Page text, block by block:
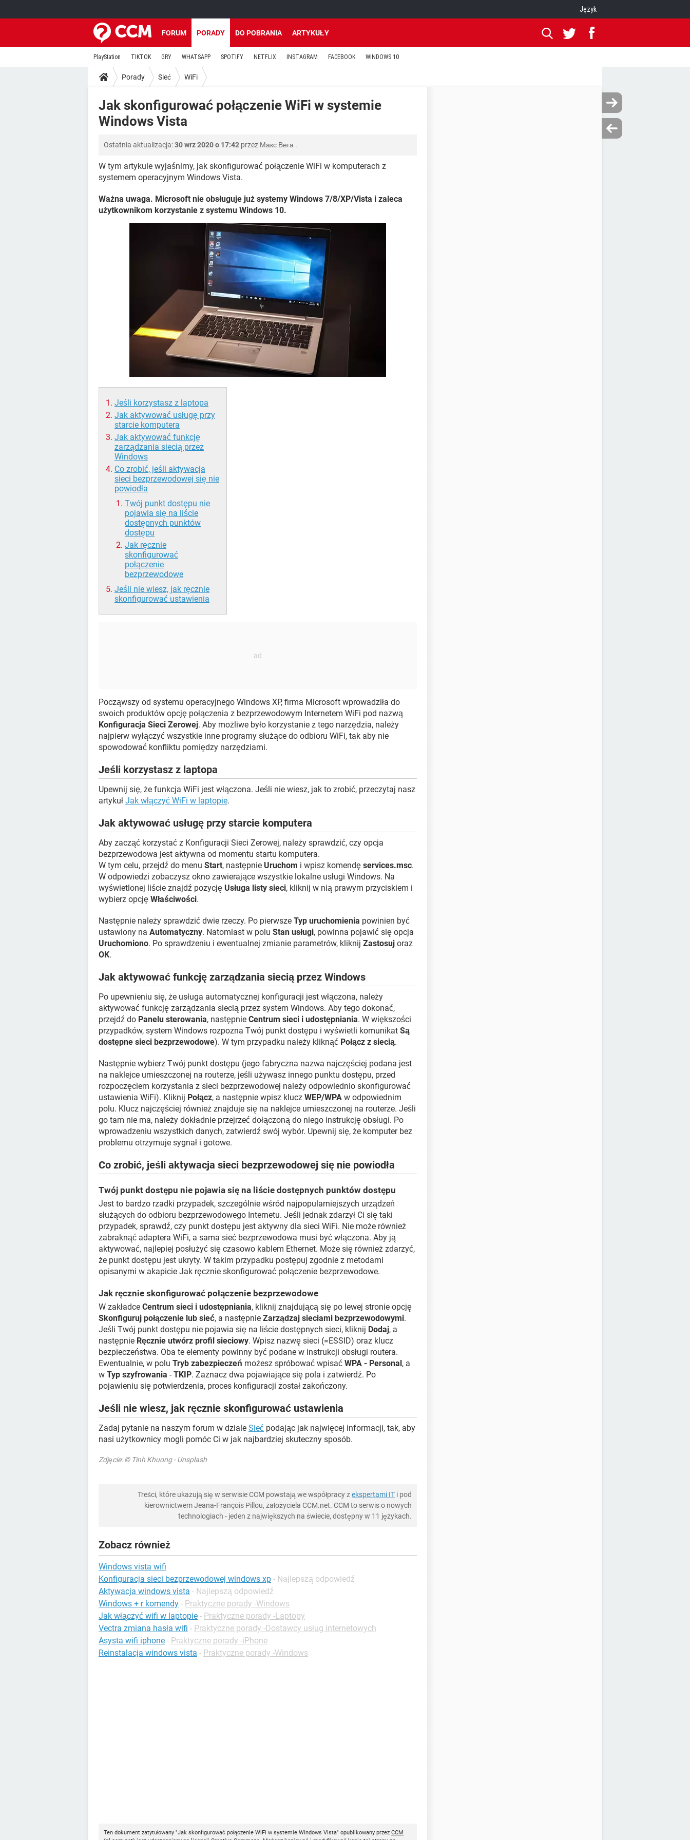
Język
FORUM PORADY DO POBRANIA ARTYKUŁY
PlayStation TIKTOK GRY WHATSAPP SPOTIFY NETFLIX INSTAGRAM FACEBOOK WINDOWS 10
Porady Sieć WiFi
Jak skonfigurować połączenie WiFi w systemie
Windows Vista
Ostatnia aktualizacja:30 wrz 2020 o 17:42 przez Макс Вега .
W tym artykule wyjaśnimy, jak skonfigurować połączenie WiFi w komputerach z
systemem operacyjnym Windows Vista.
Ważna uwaga. Microsoft nie obsługuje już systemy Windows 7/8/XP/Vista i zaleca
użytkownikom korzystanie z systemu Windows 10.
Jeśli korzystasz z laptopa
Jak aktywować usługę przy
starcie komputera
Jak aktywować funkcję
zarządzania siecią przez
Windows
Co zrobić, jeśli aktywacja
sieci bezprzewodowej się nie
powiodła
Twój punkt dostępu nie
pojawia się na liście
dostępnych punktów
dostępu
Jak ręcznie
skonfigurować
połączenie
bezprzewodowe
Jeśli nie wiesz, jak ręcznie
skonfigurować ustawienia
Począwszy od systemu operacyjnego Windows XP, firma Microsoft wprowadziła do
swoich produktów opcję połączenia z bezprzewodowym Internetem WiFi pod nazwą
Konfiguracja Sieci Zerowej. Aby możliwe było korzystanie z tego narzędzia, należy
najpierw wyłączyć wszystkie inne programy służące do odbioru WiFi, tak aby nie
spowodować konfliktu pomiędzy narzędziami.
Jeśli korzystasz z laptopa
Upewnij się, że funkcja WiFi jest włączona. Jeśli nie wiesz, jak to zrobić, przeczytaj nasz
artykuł Jak włączyć WiFi w laptopie.
Jak aktywować usługę przy starcie komputera
Aby zacząć korzystać z Konfiguracji Sieci Zerowej, należy sprawdzić, czy opcja
bezprzewodowa jest aktywna od momentu startu komputera.
W tym celu, przejdź do menu Start, następnie Uruchom i wpisz komendę services.msc.
W odpowiedzi zobaczysz okno zawierające wszystkie lokalne usługi Windows. Na
wyświetlonej liście znajdź pozycję Usługa listy sieci, kliknij w nią prawym przyciskiem i
wybierz opcję Właściwości.
Następnie należy sprawdzić dwie rzeczy. Po pierwsze Typ uruchomienia powinien być
ustawiony na Automatyczny. Natomiast w polu Stan usługi, powinna pojawić się opcja
Uruchomiono. Po sprawdzeniu i ewentualnej zmianie parametrów, kliknij Zastosuj oraz
OK.
Jak aktywować funkcję zarządzania siecią przez Windows
Po upewnieniu się, że usługa automatycznej konfiguracji jest włączona, należy
aktywować funkcję zarządzania siecią przez system Windows. Aby tego dokonać,
przejdź do Panelu sterowania, następnie Centrum sieci i udostępniania. W większości
przypadków, system Windows rozpozna Twój punkt dostępu i wyświetli komunikat Są
dostępne sieci bezprzewodowe). W tym przypadku należy kliknąć Połącz z siecią.
Następnie wybierz Twój punkt dostępu (jego fabryczna nazwa najczęściej podana jest
na naklejce umieszczonej na routerze, jeśli używasz innego punktu dostępu, przed
rozpoczęciem korzystania z sieci bezprzewodowej należy odpowiednio skonfigurować
ustawienia WiFi). Kliknij Połącz, a następnie wpisz klucz WEP/WPA w odpowiednim
polu. Klucz najczęściej również znajduje się na naklejce umieszczonej na routerze. Jeśli
go tam nie ma, należy dokładnie przejrzeć dołączoną do niego instrukcję obsługi. Po
wprowadzeniu wszystkich danych, zatwierdź swój wybór. Upewnij się, że komputer bez
problemu otrzymuje sygnał i gotowe.
Co zrobić, jeśli aktywacja sieci bezprzewodowej się nie powiodła
Twój punkt dostępu nie pojawia się na liście dostępnych punktów dostępu
Jest to bardzo rzadki przypadek, szczególnie wśród najpopularniejszych urządzeń
służących do odbioru bezprzewodowego Internetu. Jeśli jednak zdarzył Ci się taki
przypadek, sprawdź, czy punkt dostępu jest aktywny dla sieci WiFi. Nie może również
zabraknąć adaptera WiFi, a sama sieć bezprzewodowa musi być włączona. Aby ją
aktywować, najlepiej posłużyć się czasowo kablem Ethernet. Może się również zdarzyć,
że punkt dostępu jest ukryty. W takim przypadku postępuj zgodnie z metodami
opisanymi w akapicie Jak ręcznie skonfigurować połączenie bezprzewodowe.
Jak ręcznie skonfigurować połączenie bezprzewodowe
W zakładce Centrum sieci i udostępniania, kliknij znajdującą się po lewej stronie opcję
Skonfiguruj połączenie lub sieć, a następnie Zarządzaj sieciami bezprzewodowymi.
Jeśli Twój punkt dostępu nie pojawia się na liście dostępnych sieci, kliknij Dodaj, a
następnie Ręcznie utwórz profil sieciowy. Wpisz nazwę sieci (=ESSID) oraz klucz
bezpieczeństwa. Oba te elementy powinny być podane w instrukcji obsługi routera.
Ewentualnie, w polu Tryb zabezpieczeń możesz spróbować wpisać WPA - Personal , a
w Typ szyfrowania - TKIP. Zaznacz dwa pojawiające się pola i zatwierdź. Po
pojawieniu się potwierdzenia, proces konfiguracji został zakończony.
Jeśli nie wiesz, jak ręcznie skonfigurować ustawienia
Zadaj pytanie na naszym forum w dziale Sieć podając jak najwięcej informacji, tak, aby
nasi użytkownicy mogli pomóc Ci w jak najbardziej skuteczny sposób.
Zdjęcie: © Tinh Khuong - Unsplash
Treści, które ukazują się w serwisie CCM powstają we współpracy zekspertami IT i pod
kierownictwem Jeana-François Pillou, założyciela CCM.net. CCM to serwis o nowych
technologiach - jeden z największych na świecie, dostępny w 11 językach.
Zobacz również
Windows vista wifi
Konfiguracja sieci bezprzewodowej windows xp - Najlepszą odpowiedź
Aktywacja windows vista - Najlepszą odpowiedź
Windows + r komendy - Praktyczne porady -Windows
Jak włączyć wifi w laptopie - Praktyczne porady -Laptopy
Vectra zmiana hasła wifi - Praktyczne porady -Dostawcy usług internetowych
Asysta wifi iphone - Praktyczne porady -iPhone
Reinstalacja windows vista - Praktyczne porady -Windows
Ten dokument zatytułowany "Jak skonfigurować połączenie WiFi w systemie Windows Vista" opublikowany przez CCM